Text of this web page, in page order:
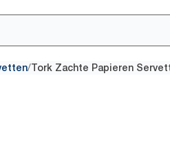
/Tork Zachte Papieren